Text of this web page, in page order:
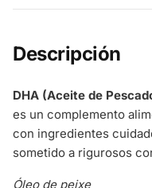
Descripción
DHA (Aceite de
es un complemento
con ingredientes
sometido a rigurosos
Óleo de peixe